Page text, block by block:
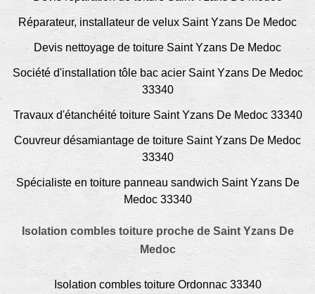
Réparateur, installateur de velux Saint Yzans De Medoc
Devis nettoyage de toiture Saint Yzans De Medoc
Société d'installation tôle bac acier Saint Yzans De Medoc
33340
Travaux d'étanchéité toiture Saint Yzans De Medoc 33340
Couvreur désamiantage de toiture Saint Yzans De Medoc
33340
Spécialiste en toiture panneau sandwich Saint Yzans De
Medoc 33340
Isolation combles toiture proche de Saint Yzans De
Medoc
Isolation combles toiture Ordonnac 33340